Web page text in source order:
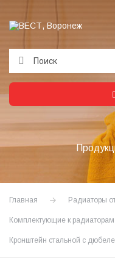
Главная Радиаторы
Комплектующие к
Кронштейн стальной с